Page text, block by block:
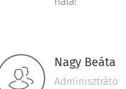
Nagy Beáta
Adminisztráto